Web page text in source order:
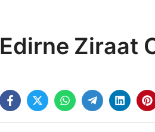
Edirne Ziraat